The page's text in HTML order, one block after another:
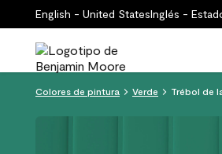
English - United StatesInglés -
Colores de pintura Verde Trébol de